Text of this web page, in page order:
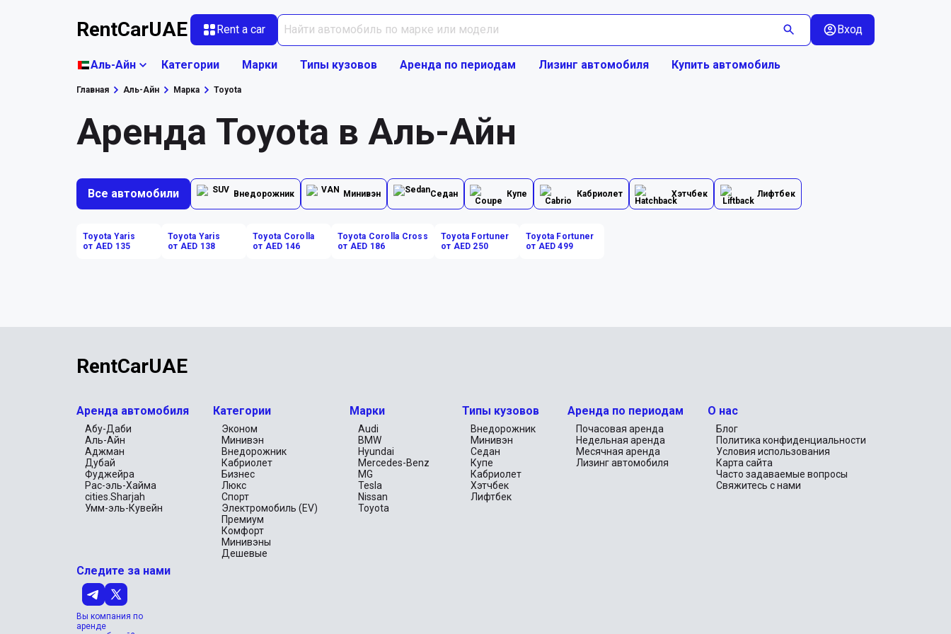
RentCarUAE Rent a car Вход
Аль-Айн Категории Марки Типы кузовов Аренда по периодам Лизинг автомобиля Купить автомобиль
Главная Аль-Айн Марка Toyota
Аренда Toyota в Аль-Айн
Все автомобили Внедорожник Минивэн Седан Купе Кабриолет Хэтчбек Лифтбек
Toyota Yaris
от AED 135
Toyota Yaris
от AED 138
Toyota Corolla
от AED 146
Toyota Corolla Cross
от AED 186
Toyota Fortuner
от AED 250
Toyota Fortuner
от AED 499
RentCarUAE
Аренда автомобиля
Абу-Даби
Аль-Айн
Аджман
Дубай
Фуджейра
Рас-эль-Хайма
cities.Sharjah
Умм-эль-Кувейн
Категории
Эконом
Минивэн
Внедорожник
Кабриолет
Бизнес
Люкс
Спорт
Электромобиль (EV)
Премиум
Комфорт
Минивэны
Дешевые
Марки
Audi
BMW
Hyundai
Mercedes-Benz
MG
Tesla
Nissan
Toyota
Типы кузовов
Внедорожник
Минивэн
Седан
Купе
Кабриолет
Хэтчбек
Лифтбек
Аренда по периодам
Почасовая аренда
Недельная аренда
Месячная аренда
Лизинг автомобиля
О нас
Блог
Политика конфиденциальности
Условия использования
Карта сайта
Часто задаваемые вопросы
Свяжитесь с нами
Следите за нами
Вы компания по
аренде